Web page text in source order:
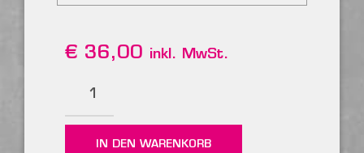
€ 36,00 inkl. MwSt.
IN DEN WARENKORB